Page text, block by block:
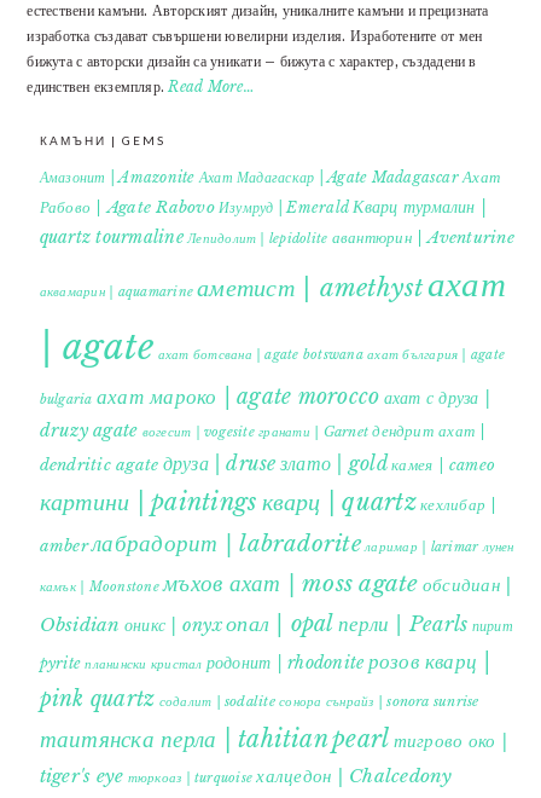
естествени камъни. Авторският дизайн, уникалните камъни и прецизната
изработка създават съвършени ювелирни изделия. Изработените от мен
бижута с авторски дизайн са уникати – бижута с характер, създадени в
единствен екземпляр.Read More…
КАМЪНИ | GEMS
Амазонит | Amazonite Ахат Мадагаскар | Agate Madagascar Ахат
Рабово | Agate Rabovo Изумруд | Emerald Кварц турмалин |
quartz tourmaline Лепидолит | lepidolite авантюрин | Aventurine
аквамарин | aquamarine аметист | amethystахат
| agate ахат ботсвана | agate botswana ахат българия | agate
bulgaria ахат мароко | agate morocco ахат с друза |
druzy agate вогесит | vogesite гранати | Garnet дендрит ахат |
dendritic agate друза | druse злато | gold камея | cameo
картини | paintings кварц | quartzкехлибар |
amberлабрадорит | labradorite ларимар | larimar лунен
камък | Moonstone мъхов ахат | moss agate обсидиан |
Obsidian оникс | onyxопал | opal перли | Pearls пирит |
pyrite планински кристал родонит | rhodonite розов кварц |
pink quartz содалит | sodalite сонора сънрайз | sonora sunrise
таитянска перла | tahitian pearl тигрово око |
tiger's eye тюркоаз | turquoise халцедон | Chalcedony